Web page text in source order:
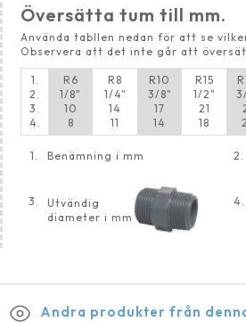
Översätta tum till mm.
Använda tabllen nedan för att se
Observera att det inte går att
1.
2.
3.
4.
R6
1/8"
10
8
R8
1/4"
14
11
R10
3/8"
17
14
R15
1/2"
21
18
1. Benämning i mm 2.
3.
Utvändig
diameter i mm
4.
Andra produkter från